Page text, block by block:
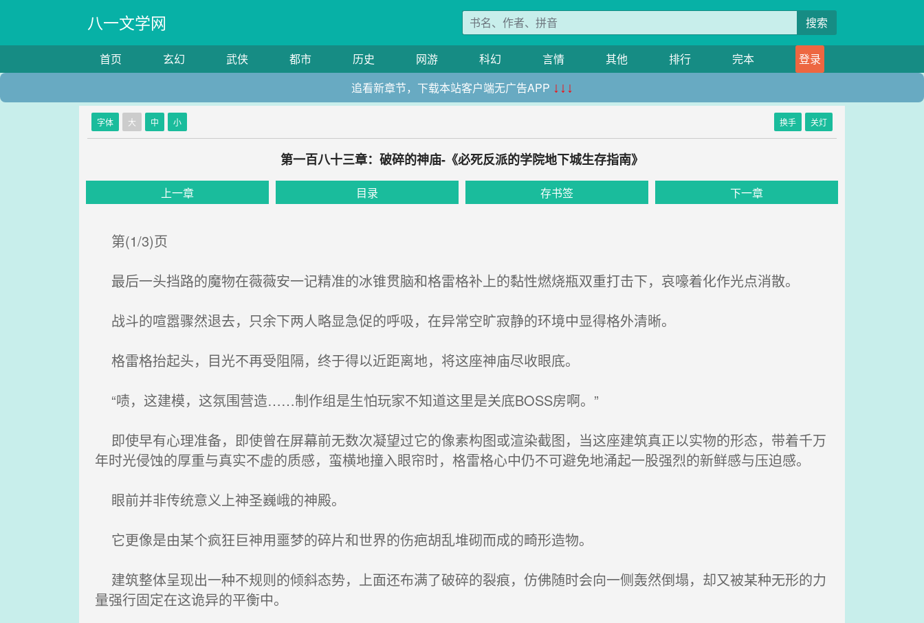
八一文学网 搜索
首页 玄幻 武侠 都市 历史 网游 科幻 言情 其他 排行 完本
登录
追看新章节，下载本站客户端无广告APP ↓↓↓
字体 大 中 小 换手 关灯
第一百八十三章：破碎的神庙-《必死反派的学院地下城生存指南》
上一章 目录 存书签 下一章
第(1/3)页
最后一头挡路的魔物在薇薇安一记精准的冰锥贯脑和格雷格补上的黏性燃烧瓶双重打击下，哀嚎着化作光点消散。
战斗的喧嚣骤然退去，只余下两人略显急促的呼吸，在异常空旷寂静的环境中显得格外清晰。
格雷格抬起头，目光不再受阻隔，终于得以近距离地，将这座神庙尽收眼底。
“啧，这建模，这氛围营造……制作组是生怕玩家不知道这里是关底BOSS房啊。”
即使早有心理准备，即使曾在屏幕前无数次凝望过它的像素构图或渲染截图，当这座建筑真正以实物的形态，带着千万
年时光侵蚀的厚重与真实不虚的质感，蛮横地撞入眼帘时，格雷格心中仍不可避免地涌起一股强烈的新鲜感与压迫感。
眼前并非传统意义上神圣巍峨的神殿。
它更像是由某个疯狂巨神用噩梦的碎片和世界的伤疤胡乱堆砌而成的畸形造物。
建筑整体呈现出一种不规则的倾斜态势，上面还布满了破碎的裂痕，仿佛随时会向一侧轰然倒塌，却又被某种无形的力
量强行固定在这诡异的平衡中。